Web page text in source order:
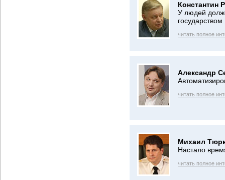
Константин
У людей
государством
читать полное
Александр
читать полное
Михаил
Настало
читать полное